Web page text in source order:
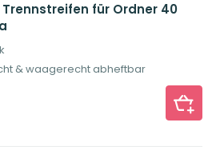
Trennstreifen für Ordner 40
& waagerecht abheftbar